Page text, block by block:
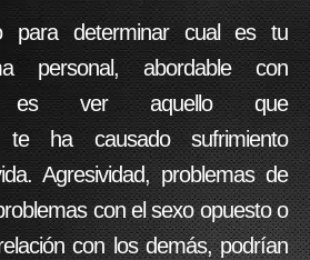
para determinar cual es tu
personal, abordable con
es ver aquello que
te ha causado sufrimiento
Agresividad, problemas de
con el sexo opuesto o
con los demás, podrían